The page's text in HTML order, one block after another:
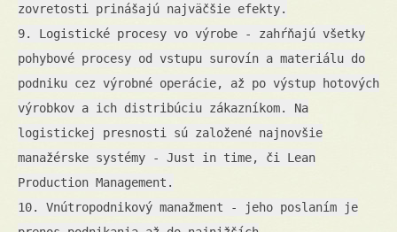
zovretosti prinášajú najväčšie efekty.
9. Logistické procesy vo výrobe - zahŕňajú všetky
pohybové procesy od vstupu surovín a materiálu do
podniku cez výrobné operácie, až po výstup hotových
výrobkov a ich distribúciu zákazníkom. Na
logistickej presnosti sú založené najnovšie
manažérske systémy - Just in time, či Lean
Production Management.
10. Vnútropodnikový manažment - jeho poslaním je